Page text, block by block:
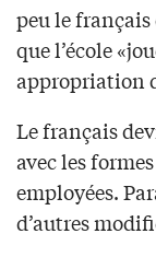
peu le
que l’école
appropriation
Le français
avec les
employées.
d’autres